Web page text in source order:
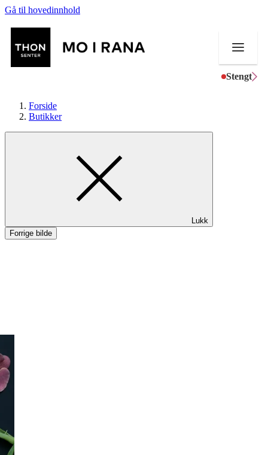
Gå til hovedinnhold
Stengt
Mat og drikke
Tilbud
Forside
Butikker
Lukk
Forrige bilde